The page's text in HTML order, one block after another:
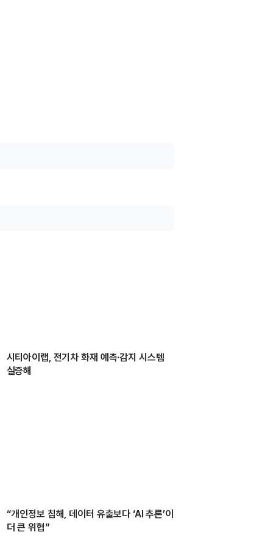
시티아이랩, 전기차 화재 예측·감지 시스템
실증해
“개인정보 침해, 데이터 유출보다 ‘AI 추론’이
더 큰 위협”